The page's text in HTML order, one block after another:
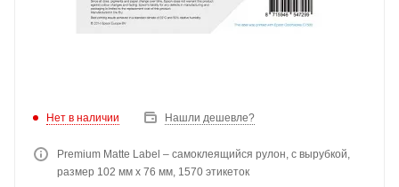
Нет в наличии Нашли дешевле?
Premium Matte Label – самоклеящийся рулон, с вырубкой,
размер 102 мм x 76 мм, 1570 этикеток